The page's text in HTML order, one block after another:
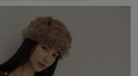
81cm
hips：91cm